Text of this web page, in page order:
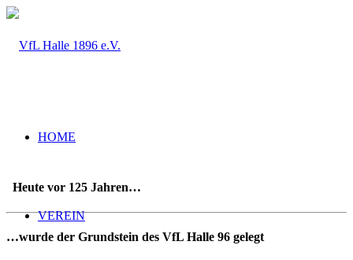
HOME
VEREIN
Heute vor 125 Jahren…
…wurde der Grundstein des VfL Halle 96 gelegt